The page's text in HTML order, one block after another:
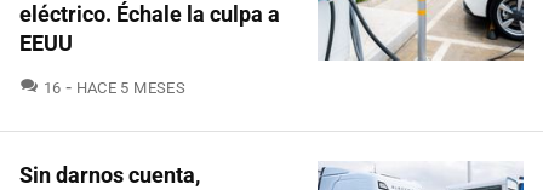
eléctrico. Échale la culpa a
EEUU
16 COMENTARIOS
HACE 5 MESES
Sin darnos cuenta,